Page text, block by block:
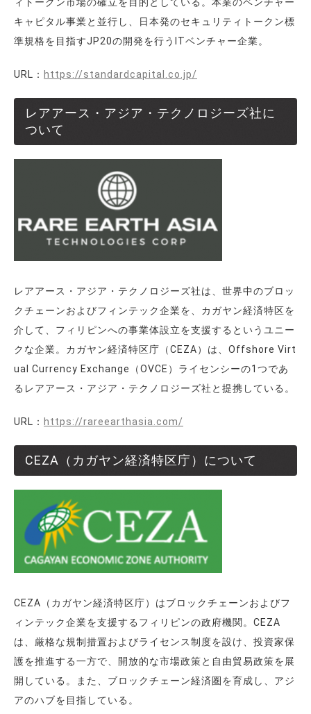
キャピタル事業と並行し、日本発のセキュリティトークン標
準規格を目指すJP20の開発を行うITベンチャー企業。
URL： https://standardcapital.co.jp/
レアアース・アジア・テクノロジーズ社に
ついて
レアアース・アジア・テクノロジーズ社は、世界中のブロッ
クチェーンおよびフィンテック企業を、カガヤン経済特区を
介して、フィリピンへの事業体設立を支援するというユニー
クな企業。カガヤン経済特区庁（CEZA）は、Offshore Virt
ual Currency Exchange（OVCE）ライセンシーの1つであ
るレアアース・アジア・テクノロジーズ社と提携している。
URL： https://rareearthasia.com/
CEZA（カガヤン経済特区庁）について
CEZA（カガヤン経済特区庁）はブロックチェーンおよびフ
ィンテック企業を支援するフィリピンの政府機関。CEZA
は、厳格な規制措置およびライセンス制度を設け、投資家保
護を推進する一方で、開放的な市場政策と自由貿易政策を展
開している。また、ブロックチェーン経済圏を育成し、アジ
アのハブを目指している。